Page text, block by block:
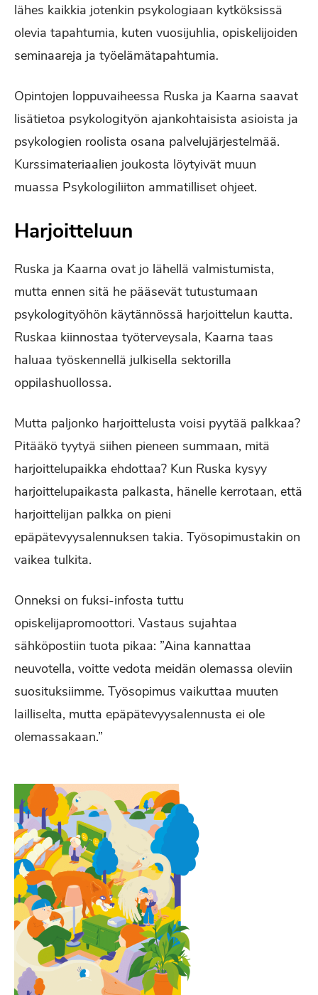
lähes kaikkia jotenkin psykologiaan kytköksissä
olevia tapahtumia, kuten vuosijuhlia, opiskelijoiden
seminaareja ja työelämätapahtumia.
Opintojen loppuvaiheessa Ruska ja Kaarna saavat
lisätietoa psykologityön ajankohtaisista asioista ja
psykologien roolista osana palvelujärjestelmää.
Kurssimateriaalien joukosta löytyivät muun
muassa Psykologiliiton ammatilliset ohjeet.
Harjoitteluun
Ruska ja Kaarna ovat jo lähellä valmistumista,
mutta ennen sitä he pääsevät tutustumaan
psykologityöhön käytännössä harjoittelun kautta.
Ruskaa kiinnostaa työterveysala, Kaarna taas
haluaa työskennellä julkisella sektorilla
oppilashuollossa.
Mutta paljonko harjoittelusta voisi pyytää palkkaa?
Pitääkö tyytyä siihen pieneen summaan, mitä
harjoittelupaikka ehdottaa? Kun Ruska kysyy
harjoittelupaikasta palkasta, hänelle kerrotaan, että
harjoittelijan palkka on pieni
epäpätevyysalennuksen takia. Työsopimustakin on
vaikea tulkita.
Onneksi on fuksi-infosta tuttu
opiskelijapromoottori. Vastaus sujahtaa
sähköpostiin tuota pikaa: ”Aina kannattaa
neuvotella, voitte vedota meidän olemassa oleviin
suosituksiimme. Työsopimus vaikuttaa muuten
lailliselta, mutta epäpätevyysalennusta ei ole
olemassakaan.”